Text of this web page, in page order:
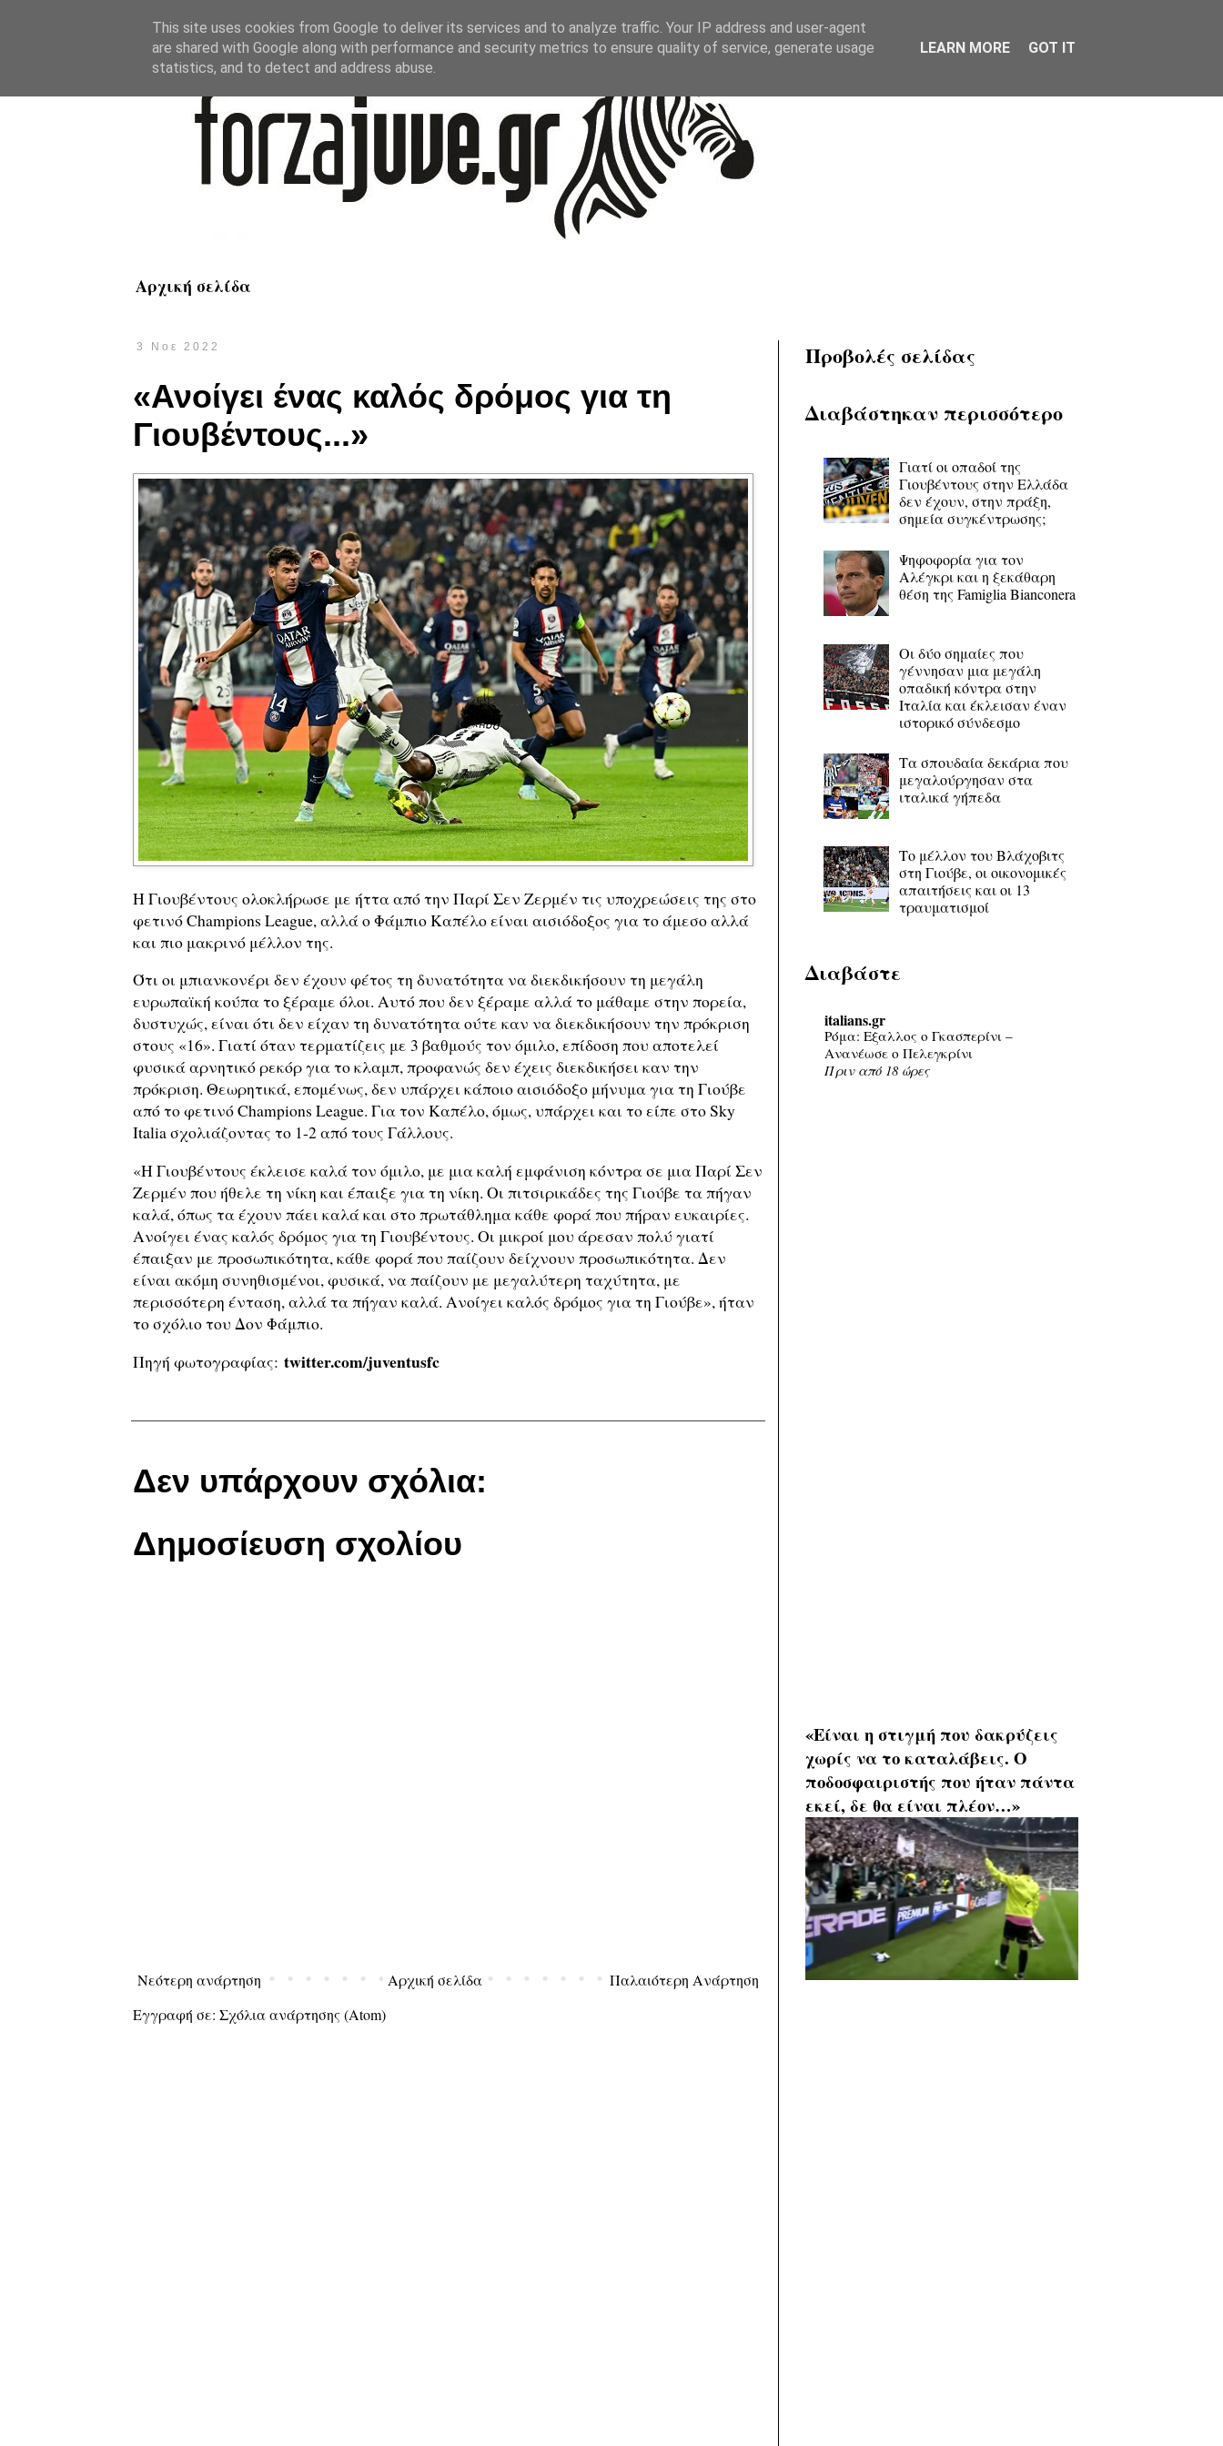
Αρχική σελίδα
3 Νοε 2022
«Ανοίγει ένας καλός δρόμος για τη
Γιουβέντους...»
Η Γιουβέντους ολοκλήρωσε με ήττα από την Παρί Σεν Ζερμέν τις υποχρεώσεις της στο
φετινό Champions League, αλλά ο Φάμπιο Καπέλο είναι αισιόδοξος για το άμεσο αλλά
και πιο μακρινό μέλλον της.
Ότι οι μπιανκονέρι δεν έχουν φέτος τη δυνατότητα να διεκδικήσουν τη μεγάλη
ευρωπαϊκή κούπα το ξέραμε όλοι. Αυτό που δεν ξέραμε αλλά το μάθαμε στην πορεία,
δυστυχώς, είναι ότι δεν είχαν τη δυνατότητα ούτε καν να διεκδικήσουν την πρόκριση
στους «16». Γιατί όταν τερματίζεις με 3 βαθμούς τον όμιλο, επίδοση που αποτελεί
φυσικά αρνητικό ρεκόρ για το κλαμπ, προφανώς δεν έχεις διεκδικήσει καν την
πρόκριση. Θεωρητικά, επομένως, δεν υπάρχει κάποιο αισιόδοξο μήνυμα για τη Γιούβε
από το φετινό Champions League. Για τον Καπέλο, όμως, υπάρχει και το είπε στο Sky
Italia σχολιάζοντας το 1-2 από τους Γάλλους.
«Η Γιουβέντους έκλεισε καλά τον όμιλο, με μια καλή εμφάνιση κόντρα σε μια Παρί Σεν
Ζερμέν που ήθελε τη νίκη και έπαιξε για τη νίκη. Οι πιτσιρικάδες της Γιούβε τα πήγαν
καλά, όπως τα έχουν πάει καλά και στο πρωτάθλημα κάθε φορά που πήραν ευκαιρίες.
Ανοίγει ένας καλός δρόμος για τη Γιουβέντους. Οι μικροί μου άρεσαν πολύ γιατί
έπαιξαν με προσωπικότητα, κάθε φορά που παίζουν δείχνουν προσωπικότητα. Δεν
είναι ακόμη συνηθισμένοι, φυσικά, να παίζουν με μεγαλύτερη ταχύτητα, με
περισσότερη ένταση, αλλά τα πήγαν καλά. Ανοίγει καλός δρόμος για τη Γιούβε», ήταν
το σχόλιο του Δον Φάμπιο.
Πηγή φωτογραφίας: twitter.com/juventusfc
Δεν υπάρχουν σχόλια:
Δημοσίευση σχολίου
Νεότερη ανάρτηση Παλαιότερη Ανάρτηση
Αρχική σελίδα
Εγγραφή σε: Σχόλια ανάρτησης (Atom)
Προβολές σελίδας
Διαβάστηκαν περισσότερο
Γιατί οι οπαδοί της
Γιουβέντους στην Ελλάδα
δεν έχουν, στην πράξη,
σημεία συγκέντρωσης;
Ψηφοφορία για τον
Αλέγκρι και η ξεκάθαρη
θέση της Famiglia Bianconera
Οι δύο σημαίες που
γέννησαν μια μεγάλη
οπαδική κόντρα στην
Ιταλία και έκλεισαν έναν
ιστορικό σύνδεσμο
Τα σπουδαία δεκάρια που
μεγαλούργησαν στα
ιταλικά γήπεδα
Το μέλλον του Βλάχοβιτς
στη Γιούβε, οι οικονομικές
απαιτήσεις και οι 13
τραυματισμοί
Διαβάστε
italians.gr
Ρόμα: Εξαλλος ο Γκασπερίνι –
Ανανέωσε ο Πελεγκρίνι
Πριν από 18 ώρες
«Είναι η στιγμή που δακρύζεις
χωρίς να το καταλάβεις. Ο
ποδοσφαιριστής που ήταν πάντα
εκεί, δε θα είναι πλέον…»
This site uses cookies from Google to deliver its services and to analyze traffic. Your IP address and user-agent
are shared with Google along with performance and security metrics to ensure quality of service, generate usage
statistics, and to detect and address abuse.
LEARN MORE GOT IT